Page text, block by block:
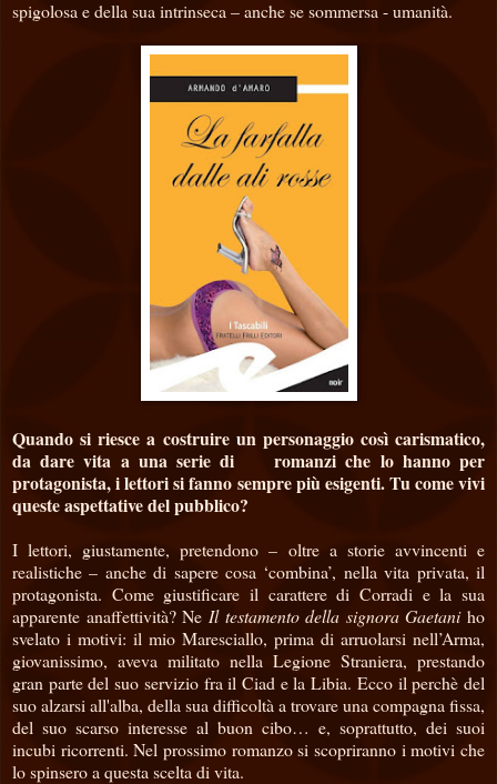
spigolosa e della sua intrinseca – anche se sommersa - umanità.
Quando si riesce a costruire un personaggio così carismatico,
da dare vita a una serie di romanzi che lo hanno per
protagonista, i lettori si fanno sempre più esigenti. Tu come vivi
queste aspettative del pubblico?
I lettori, giustamente, pretendono – oltre a storie avvincenti e
realistiche – anche di sapere cosa ‘combina’, nella vita privata, il
protagonista. Come giustificare il carattere di Corradi e la sua
apparente anaffettività? Ne Il testamento della signora Gaetani ho
svelato i motivi: il mio Maresciallo, prima di arruolarsi nell’Arma,
giovanissimo, aveva militato nella Legione Straniera, prestando
gran parte del suo servizio fra il Ciad e la Libia. Ecco il perchè del
suo alzarsi all'alba, della sua difficoltà a trovare una compagna fissa,
del suo scarso interesse al buon cibo… e, soprattutto, dei suoi
incubi ricorrenti. Nel prossimo romanzo si scopriranno i motivi che
lo spinsero a questa scelta di vita.